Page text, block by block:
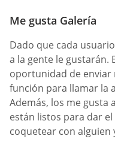
Me gusta Galería
Dado que cada
a la gente le gustarán.
oportunidad de enviar
función para llamar la
Además, los me gusta
están listos para dar
coquetear con alguien